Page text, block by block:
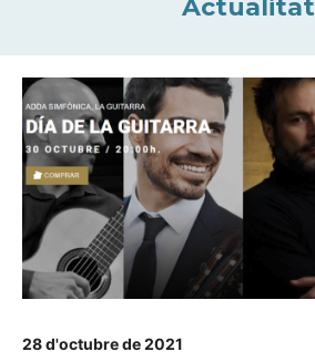
Actualitat
28 d'octubre de 2021